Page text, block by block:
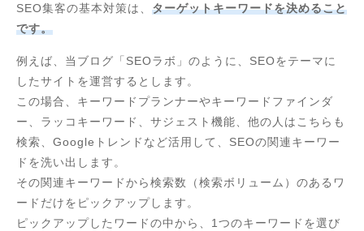
SEO集客の基本対策は、 ターゲットキーワードを決めること
です。
例えば、当ブログ「SEOラボ」のように、SEOをテーマに
したサイトを運営するとします。
この場合、キーワードプランナーやキーワードファインダ
ー、ラッコキーワード、サジェスト機能、他の人はこちらも
検索、Googleトレンドなど活用して、SEOの関連キーワー
ドを洗い出します。
その関連キーワードから検索数（検索ボリューム）のあるワ
ードだけをピックアップします。
ピックアップしたワードの中から、1つのキーワードを選び